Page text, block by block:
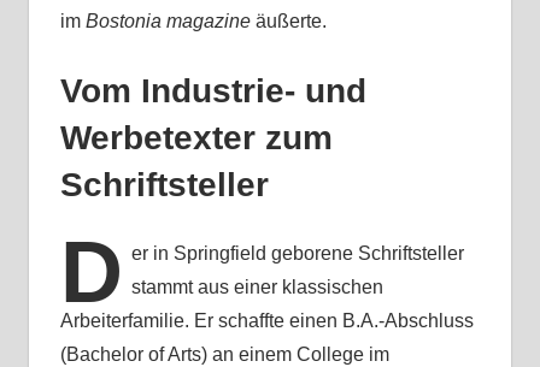
im Bostonia magazineäußerte.
Vom Industrie- und
Werbetexter zum
Schriftsteller
D er in Springfield geborene Schriftsteller
stammt aus einer klassischen
Arbeiterfamilie. Er schaffte einen B.A.-Abschluss
(Bachelor of Arts) an einem College im